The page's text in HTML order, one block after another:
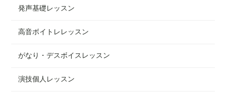
発声基礎レッスン
高音ボイトレレッスン
がなり・デスボイスレッスン
演技個人レッスン